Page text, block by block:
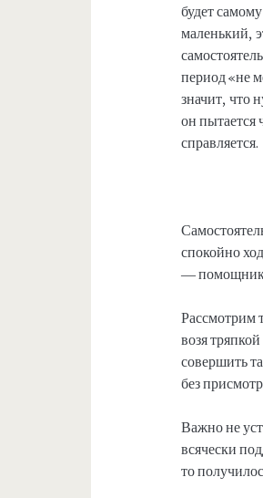
будет
маленький,
период «не
значит, что
он пытается
справляется.
спокойно
— помощник
Рассмотрим
возя
совершить
без
Важно не
всячески
то